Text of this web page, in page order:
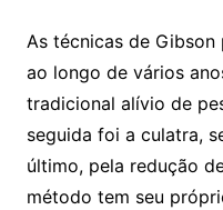
As técnicas de
ao longo de vários
tradicional alívio de
seguida foi a culatra,
último, pela redução
método tem seu